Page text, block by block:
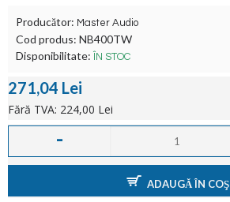
Producător: Master Audio
Cod produs: NB400TW
Disponibilitate:
ÎN STOC
271,04 Lei
Fără TVA: 224,00 Lei
-
ADAUGĂ ÎN COŞ